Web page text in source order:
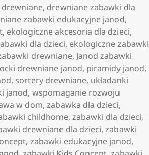
drewniane, drewniane zabawki dla
zabawki edukacyjne janod,
, ekologiczne akcesoria dla dzieci,
dla dzieci, ekologiczne zabawki
drewniane, Janod zabawki
drewniane janod, piramidy janod,
, sortery drewniane, układanki
janod,wspomaganie rozwoju
w dom,zabawka dla dzieci,
childhome,zabawki dla dzieci,
drewniane dla dzieci,zabawki
,zabawki edukacyjne janod,